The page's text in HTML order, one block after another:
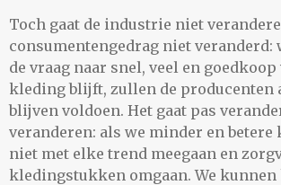
Toch gaat de industrie niet
consumentengedrag niet veranderd:
de vraag naar snel, veel en
kleding blijft, zullen de producenten
blijven voldoen. Het gaat pas
veranderen: als we minder en
niet met elke trend meegaan en
kledingstukken omgaan. We kunnen